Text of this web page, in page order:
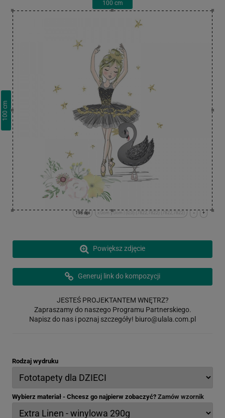
100 cm
100
cm
+
-
x:0cm y:0cm | (0,0) (7822,7822) (7822,7822)
198 dpi
Powiększ zdjęcie
Generuj link do kompozycji
JESTEŚ PROJEKTANTEM WNĘTRZ?
Zapraszamy do naszego Programu Partnerskiego.
Napisz do nas i poznaj szczegóły! biuro@ulala.com.pl
Rodzaj wydruku
Wybierz materiał - Chcesz go najpierw zobaczyć? Zamów wzornik